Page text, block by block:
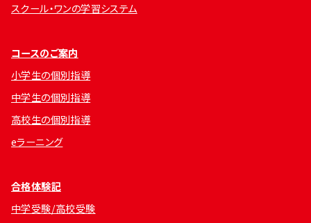
スクール・ワンの学習システム
コースのご案内
小学生の個別指導
中学生の個別指導
高校生の個別指導
eラーニング
合格体験記
中学受験/高校受験